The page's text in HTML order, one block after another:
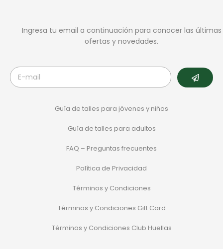
Ingresa tu email a continuación para conocer las últimas
ofertas y novedades.
Guía de talles para jóvenes y niños
Guía de talles para adultos
FAQ – Preguntas frecuentes
Política de Privacidad
Términos y Condiciones
Términos y Condiciones Gift Card
Términos y Condiciones Club Huellas